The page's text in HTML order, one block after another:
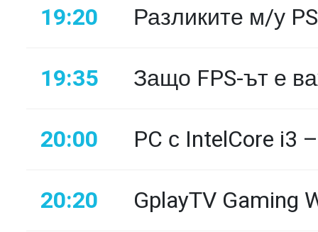
19:20
Разликите м/у
19:35
Защо FPS-ът е
20:00
PC с IntelCore i3
20:20
GplayTV Gaming